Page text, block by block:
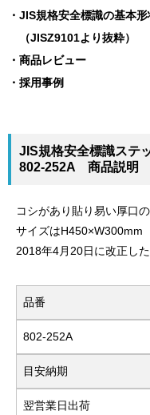
JIS規格安全標識の基本
（JISZ9101より抜粋）
商品レビュー
採用事例
JIS規格安全標識ステ
802-252A 商品説明
コシがあり貼り易い厚口
サイズはH450×W300mm
2018年4月20日に改正し
品番
802-252A
目安納期
翌営業日出荷